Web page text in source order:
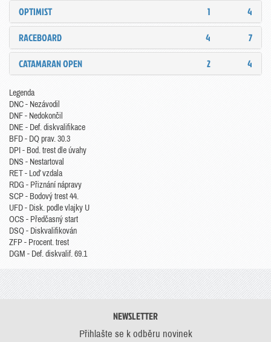
OPTIMIST 1
4
RACEBOARD
4
7
CATAMARAN OPEN
2 4
Legenda
DNC - Nezávodil
DNF - Nedokončil
DNE - Def. diskvalifikace
BFD - DQ prav. 30.3
DPI - Bod. trest dle úvahy
DNS - Nestartoval
RET - Loď vzdala
RDG - Přiznání nápravy
SCP - Bodový trest 44.
UFD - Disk. podle vlajky U
OCS - Předčasný start
DSQ - Diskvalifikován
ZFP - Procent. trest
DGM - Def. diskvalif. 69.1
NEWSLETTER
Přihlašte se k odběru novinek